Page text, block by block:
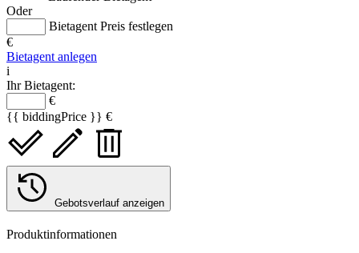
Oder
Bietagent Preis festlegen
€
Bietagent anlegen
i
Ihr Bietagent:
€
{{ biddingPrice }} €
Gebotsverlauf anzeigen
Produktinformationen